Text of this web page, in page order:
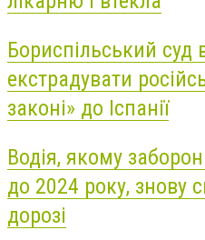
Бориспільський суд
екстрадувати
законі» до Іспанії
Водія, якому
до 2024 року, знову
дорозі